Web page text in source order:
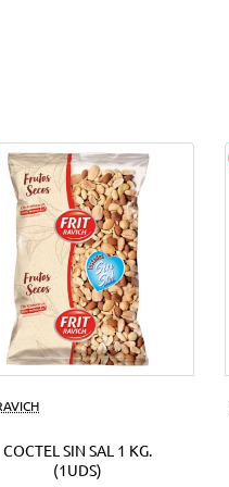
COCTEL SIN SAL 1 KG.
(1UDS)